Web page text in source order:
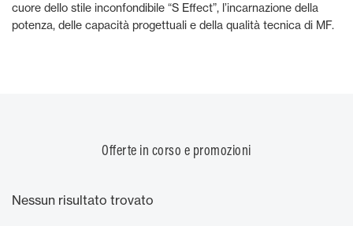
cuore dello stile inconfondibile “S Effect”, l’incarnazione della
potenza, delle capacità progettuali e della qualità tecnica di MF.
Offerte in corso e promozioni
Nessun risultato trovato